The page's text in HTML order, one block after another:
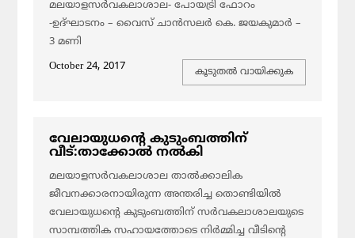
മലയാളസര്‍വകലാശാല- പോയട്രി ഫോറം
-ഉദ്ഘാടനം – വൈസ് ചാന്‍സലര്‍ കെ. ജയകുമാര്‍ –
3 മണി
October 24, 2017
കൂടുതല്‍ വായിക്കുക
വേലായുധന്റെ കുടുംബത്തിന്
വീട്:താക്കോല്‍ നല്‍കി
മലയാളസര്‍വകലാശാല താല്‍ക്കാലിക
ജീവനക്കാരനായിരുന്ന അന്തരിച്ച തൊണ്ടിയില്‍
വേലായുധന്റെ കുടുംബത്തിന് സര്‍വകലാശാലയുടെ
സാമ്പത്തിക സഹായത്തോടെ നിര്‍മ്മിച്ച വീടിന്റെ